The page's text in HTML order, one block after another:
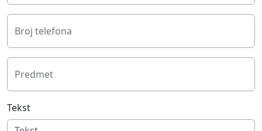
Broj telefona
Predmet
Tekst